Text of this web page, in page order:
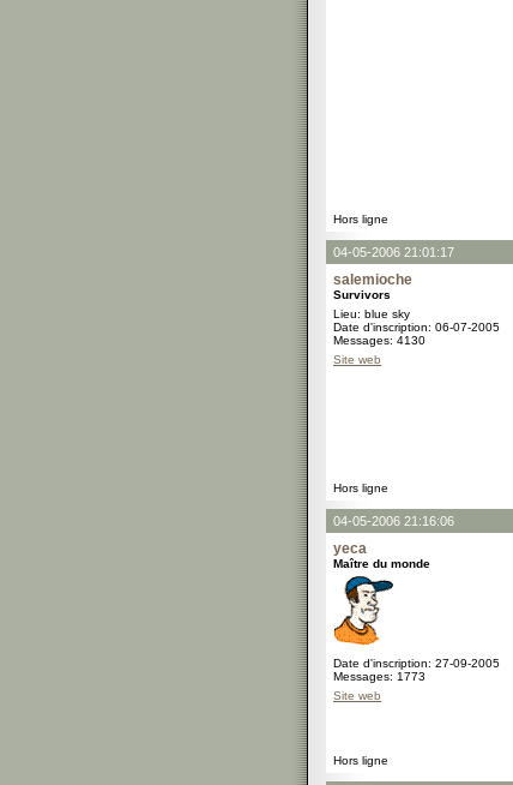
Hors ligne
04-05-2006 21:01:17
salemioche
Survivors
Lieu: blue sky
Date d'inscription: 06-07-2005
Messages: 4130
Site web
Hors ligne
04-05-2006 21:16:06
yeca
Maître du monde
Date d'inscription: 27-09-2005
Messages: 1773
Site web
Hors ligne